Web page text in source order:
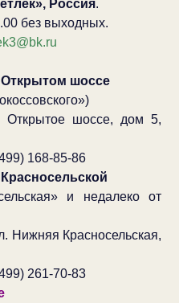
Россия.
без выходных.
Открытом шоссе
Открытое шоссе, дом 5,
168-85-86
и недалеко от
Нижняя Красносельская,
261-70-83